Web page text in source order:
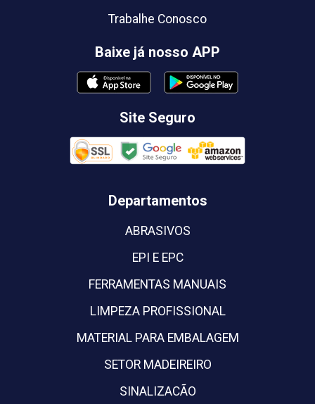
Trabalhe Conosco
Baixe já nosso APP
Site Seguro
Departamentos
ABRASIVOS
EPI E EPC
FERRAMENTAS MANUAIS
LIMPEZA PROFISSIONAL
MATERIAL PARA EMBALAGEM
SETOR MADEIREIRO
SINALIZACÃO